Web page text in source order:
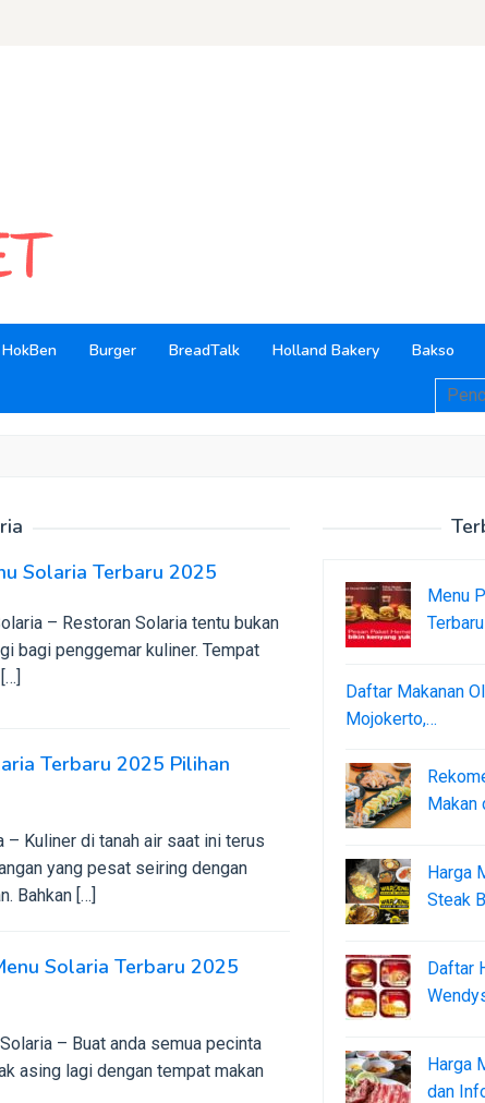
HokBen Burger BreadTalk Holland Bakery Bakso
Solaria Terbaru 2025
– Restoran Solaria tentu bukan
bagi penggemar kuliner. Tempat
Terbaru 2025 Pilihan
– Kuliner di tanah air saat ini terus
yang pesat seiring dengan
Bahkan […]
Solaria Terbaru 2025
– Buat anda semua pecinta
asing lagi dengan tempat makan
Menu
Daftar Makanan
Mojokerto,…
Makan
Harga
Steak
Daftar
Harga
dan